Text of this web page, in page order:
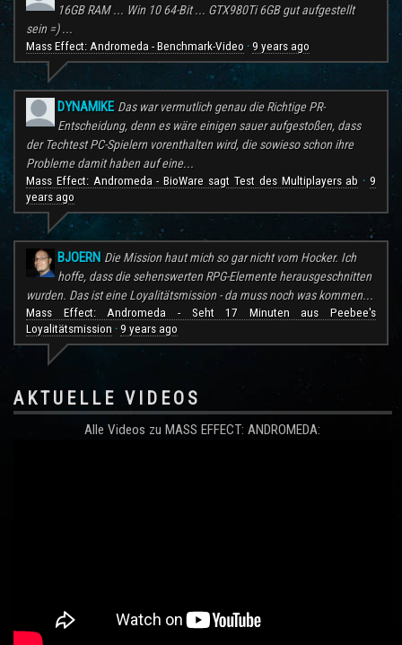
16GB RAM ... Win 10 64-Bit ... GTX980Ti 6GB gut aufgestellt
sein =) ...
Mass Effect: Andromeda - Benchmark-Video · 9 years ago
DYNAMIKE Das war vermutlich genau die Richtige PR-
Entscheidung, denn es wäre einigen sauer aufgestoßen, dass
der Techtest PC-Spielern vorenthalten wird, die sowieso schon ihre
Probleme damit haben auf eine...
Mass Effect: Andromeda - BioWare sagt Test des Multiplayers ab ·9
years ago
BJOERN Die Mission haut mich so gar nicht vom Hocker. Ich
hoffe, dass die sehenswerten RPG-Elemente herausgeschnitten
wurden. Das ist eine Loyalitätsmission - da muss noch was kommen...
Mass Effect: Andromeda - Seht 17 Minuten aus Peebee's
Loyalitätsmission · 9 years ago
AKTUELLE VIDEOS
Alle Videos zu MASS EFFECT: ANDROMEDA: